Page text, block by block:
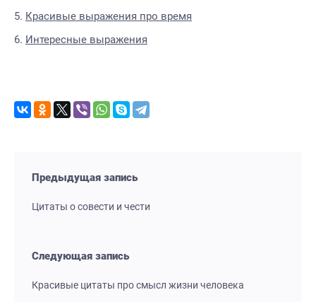
Красивые выражения про время
Интересные выражения
Предыдущая запись
Цитаты о совести и чести
Следующая запись
Красивые цитаты про смысл жизни человека